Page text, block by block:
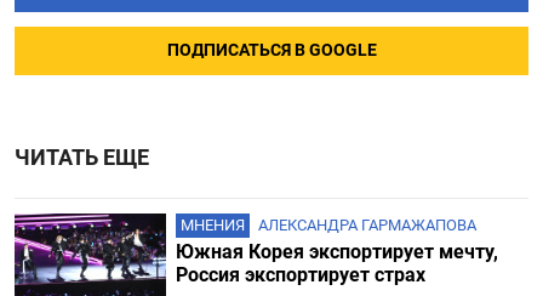
ПОДПИСАТЬСЯ В GOOGLE
ЧИТАТЬ ЕЩЕ
МНЕНИЯ АЛЕКСАНДРА ГАРМАЖАПОВА
Южная Корея экспортирует мечту,
Россия экспортирует страх